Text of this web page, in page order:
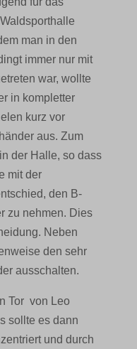
man in den
immer nur mit
war, wollte
in kompletter
kurz vor
aus. Zum
der Halle, so dass
mit der
den B-
zu nehmen. Dies
Neben
den sehr
ausschalten.
Tor von Leo
sollte es dann
und durch